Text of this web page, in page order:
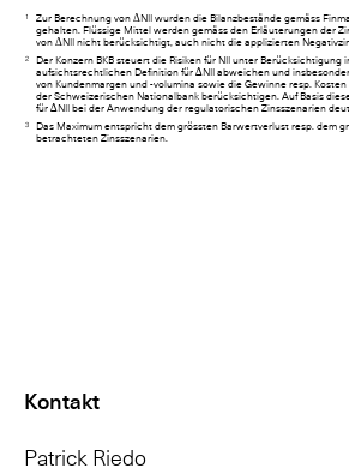
1
Zur Berechnung von ΔNII wurden die Bilanzbestände gemäss
gehalten. Flüssige Mittel werden gemäss den Erläuterungen der
von ΔNII nicht berücksichtigt, auch nicht die applizierten
2
Der Konzern BKB steuert die Risiken für NII unter
aufsichtsrechtlichen Definition für ∆NII abweichen und
von Kundenmargen und -volumina sowie die Gewinne resp.
der Schweizerischen Nationalbank berücksichtigen. Auf Basis
für ∆NII bei der Anwendung der regulatorischen Zinsszenarien
3
Das Maximum entspricht dem grössten Barwertverlust resp. dem
betrachteten Zinsszenarien.
Kontakt
Patrick Riedo